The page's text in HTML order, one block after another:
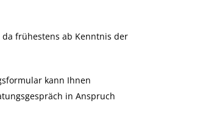
frühestens ab Kenntnis der
kann Ihnen
in Anspruch